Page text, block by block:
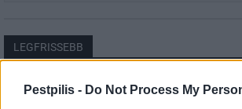
Pestpilis - Do Not Process My
LEGFRISSEBB
Országos
Megérkezett az eső a